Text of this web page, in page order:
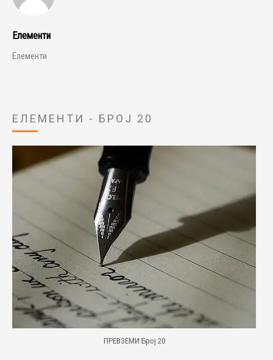
Елементи
Елементи
ЕЛЕМЕНТИ - БРОЈ 20
ПРЕВЗЕМИ Број 20